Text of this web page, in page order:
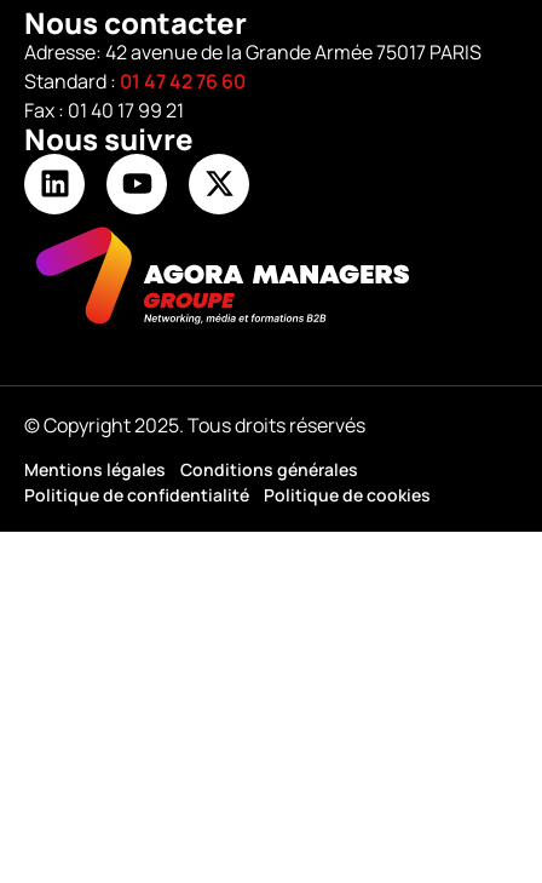
Nous contacter
Adresse: 42 avenue de la Grande Armée 75017 PARIS
Standard : 01 47 42 76 60
Fax : 01 40 17 99 21
Nous suivre
© Copyright 2025. Tous droits réservés
Mentions légales
Conditions générales
Politique de confidentialité
Politique de cookies